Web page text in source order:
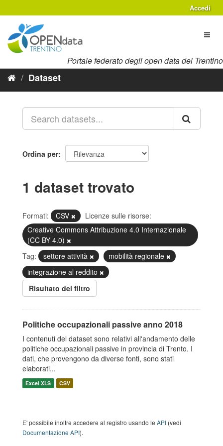
al
contenuto
Accedi
Portale federato degli open data del Trentino
Dataset
Ordina per
1 dataset trovato
Formati: CSV
Licenze sulle risorse:
Creative Commons Attribuzione 4.0 Internazionale
(CC BY 4.0)
Tag:
settore attività
mobilità regionale
integrazione al reddito
Risultato del filtro
Politiche occupazionali passive anno 2018
I contenuti del dataset sono relativi all'andamento delle
politiche occupazionali passive in provincia di Trento. I
dati, che provengono da diverse fonti, sono stati
elaborati...
Excel XLS CSV
E' possibile inoltre accedere al registro usando le API (vedi
Documentazione API).